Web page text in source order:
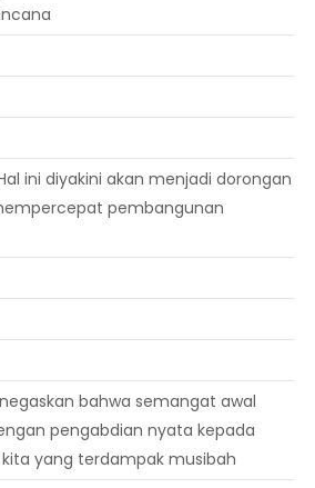
ini diyakini akan menjadi dorongan
pembangunan
bahwa semangat awal
pengabdian nyata kepada
yang terdampak musibah